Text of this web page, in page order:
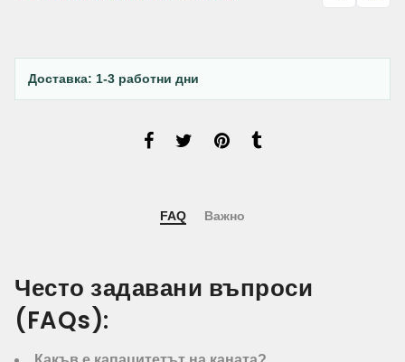
Доставка: 1-3 работни дни
FAQ Важно
Често задавани въпроси
(FAQs):